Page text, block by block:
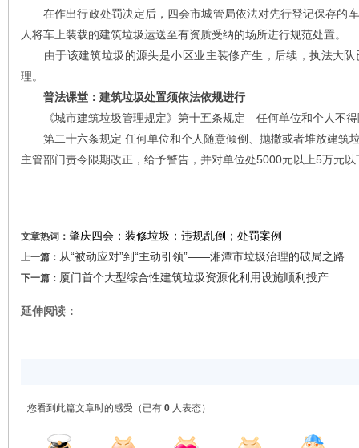
在作出行政处罚决定后，四会市城管局依法对先行登记保存的
人将车上装载的建筑垃圾运送至有资质受纳的场所进行规范处置。
由于该建筑垃圾的源头是小区业主装修产生，后续，执法大队
理。
普法课堂：建筑垃圾处置须依法依规进行
《城市建筑垃圾管理规定》第十五条规定 任何单位和个人不得
第二十六条规定 任何单位和个人随意倾倒、抛撒或者堆放建筑
主管部门责令限期改正，给予警告，并对单位处5000元以上5万元
文章热词： 肇庆四会；装修垃圾；违规乱倒；处罚案例
上一篇： 从“被动应对”到“主动引领”——湘潭市垃圾治理的破局之路
下一篇： 厦门首个大型综合性建筑垃圾资源化利用设施顺利投产
延伸阅读：
您看到此篇文章时的感受 （已有 0 人表态）